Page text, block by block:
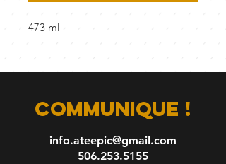
473 ml
communique !
info.ateepic@gmail.com
506.253.5155